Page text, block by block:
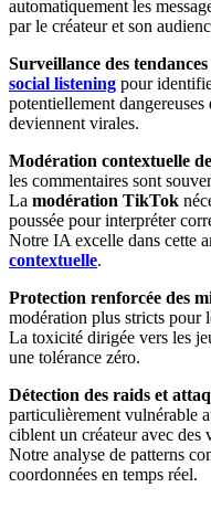
automatiquement les
par le créateur et son
Surveillance des
social listening pour
potentiellement
deviennent virales.
Modération contextuelle
les commentaires sont
La modération TikTok
poussée pour interpréter
Notre IA excelle dans cette
contextuelle.
Protection renforcée des
modération plus stricts pour
La toxicité dirigée vers les
une tolérance zéro.
Détection des raids et
particulièrement vulnérable
ciblent un créateur avec des
Notre analyse de patterns
coordonnées en temps réel.